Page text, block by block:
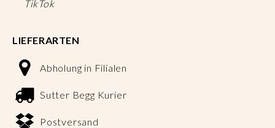
TikTok
LIEFERARTEN
Abholung in Filialen
Sutter Begg Kurier
Postversand